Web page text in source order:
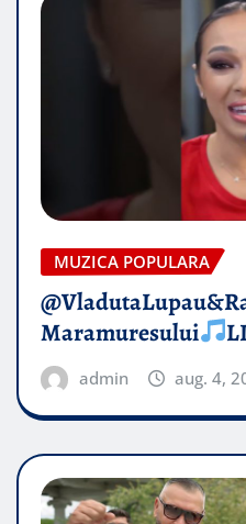
MUZICA POPULARA
Maramuresului
admin aug. 4,